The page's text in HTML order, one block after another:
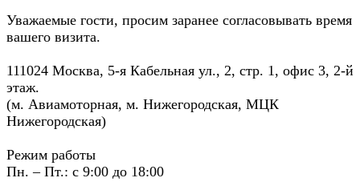
Уважаемые гости, просим заранее согласовывать время
вашего визита.
111024 Москва, 5-я Кабельная ул., 2, стр. 1, офис 3, 2-й
этаж.
(м. Авиамоторная, м. Нижегородская, МЦК
Нижегородская)
Режим работы
Пн. – Пт.: с 9:00 до 18:00